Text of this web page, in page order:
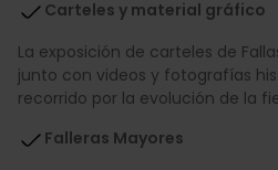
Carteles y material gráfico
La exposición de carteles de
junto con videos y fotografías
recorrido por la evolución de la
Falleras Mayores